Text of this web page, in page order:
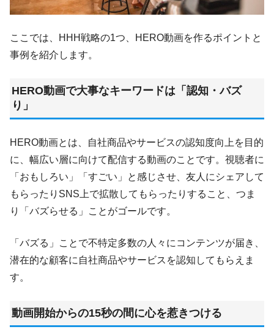
ここでは、HHH戦略の1つ、HERO動画を作るポイントと
事例を紹介します。
HERO動画で大事なキーワードは「認知・バズ
り」
HERO動画とは、自社商品やサービスの認知度向上を目的
に、幅広い層に向けて配信する動画のことです。視聴者に
「おもしろい」「すごい」と感じさせ、友人にシェアして
もらったりSNS上で拡散してもらったりすること、つま
り「バズらせる」ことがゴールです。
「バズる」ことで不特定多数の人々にコンテンツが届き、
潜在的な顧客に自社商品やサービスを認知してもらえま
す。
動画開始からの15秒の間に心を惹きつける